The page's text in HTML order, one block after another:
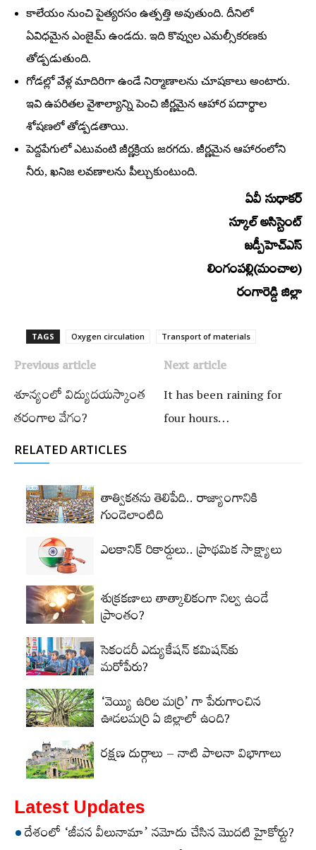
కాలేయం నుంచి పైత్యరసం ఉత్పత్తి అవుతుంది. దీనిలో
ఏవిధమైన ఎంజైమ్‌ ఉండదు. ఇది కొవ్వుల ఎమల్సీకరణకు
తోడ్పడుతుంది.
గోడల్లో వేళ్ల మాదిరిగా ఉండే నిర్మాణాలను చూషకాలు అంటారు.
ఇవి ఉపరితల వైశాల్యాన్ని పెంచి జీర్ణమైన ఆహార పదార్థాల
శోషణలో తోడ్పడతాయి.
పెద్దపేగులో ఎటువంటి జీర్ణక్రియ జరగదు. జీర్ణమైన ఆహారంలోని
నీరు, ఖనిజ లవణాలను పీల్చుకుంటుంది.
ఏవీ సుధాకర్‌
స్కూల్‌ అసిస్టెంట్‌
జడ్పీహెచ్‌ఎస్‌
లింగంపల్లి(మంచాల)
రంగారెడ్డి జిల్లా
TAGS Oxygen circulation Transport of materials
Previous article
శూన్యంలో విద్యుదయస్కాంత
తరంగాల వేగం?
Next article
It has been raining for
four hours…
RELATED ARTICLES
తాత్వికతను తెలిపేది.. రాజ్యాంగానికి
గుండెలాంటిది
ఎలకానిక్‌ రికార్డులు.. ప్రాథమిక సాక్ష్యాలు
శుక్రకణాలు తాత్కాలికంగా నిల్వ ఉండే
ప్రాంతం?
సెకండరీ ఎడ్యుకేషన్‌ కమిషన్‌కు
మరోపేరు?
‘వెయ్యి ఉరిల మర్రి’ గా పేరుగాంచిన
ఊడలమర్రి ఏ జిల్లాలో ఉంది?
రక్షణ దుర్గాలు – నాటి పాలనా విభాగాలు
Latest Updates
దేశంలో ‘జీవన వీలునామా’ నమోదు చేసిన మొదటి హైకోర్టు?